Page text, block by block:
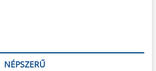
NÉPSZERŰ